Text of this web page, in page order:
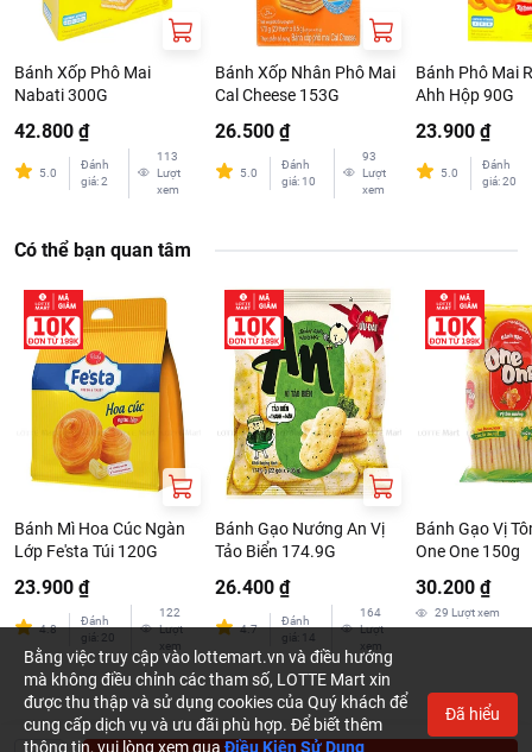
Bánh Xốp Phô Mai
Nabati 300G
42.800 ₫
5.0
Đánh
giá:2
113
Lượt
xem
Bánh Xốp Nhân Phô Mai
Cal Cheese 153G
26.500 ₫
5.0
Đánh
giá: 10
93
Lượt
xem
Bánh Phô Mai
Ahh Hộp 90G
23.900 ₫
5.0
Đánh
giá:20
Có thể bạn quan tâm
Bánh Mì Hoa Cúc Ngàn
Lớp Fe'sta Túi 120G
23.900 ₫
4.8
Đánh
giá
20
122
Lượt
xem
Bánh Gạo Nướng An Vị
Tảo Biển 174.9G
26.400 ₫
4.7
Đánh
giá
14
164
Lượt
xem
Bánh Gạo Vị
One One 150g
30.200 ₫
29 Lượt xem
Bằng việc truy cập vào lottemart.vn và điều hướng
mà không điều chỉnh các tham số, LOTTE Mart xin
được thu thập và sử dụng cookies của Quý khách để
cung cấp dịch vụ và ưu đãi phù hợp. Để biết thêm
thông tin, vui lòng xem quaĐiều Kiện Sử Dụng
Đã hiểu